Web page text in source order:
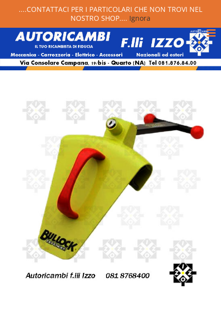
....CONTATTACI PER I PARTICOLARI CHE NON TROVI NEL
NOSTRO SHOP.... Ignora